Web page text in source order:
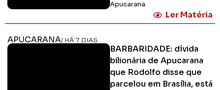
Apucarana
Ler Matéria
APUCARANA/ HÁ 7 DIAS
BARBARIDADE: dívida
bilionária de Apucarana
que Rodolfo disse que
parcelou em Brasília, está